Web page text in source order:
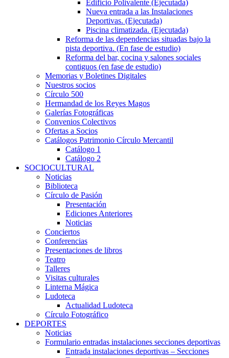
Edificio Polivalente (Ejecutada)
Nueva entrada a las Instalaciones
Deportivas. (Ejecutada)
Piscina climatizada. (Ejecutada)
Reforma de las dependencias situadas bajo la
pista deportiva. (En fase de estudio)
Reforma del bar, cocina y salones sociales
contiguos (en fase de estudio)
Memorias y Boletines Digitales
Nuestros socios
Círculo 500
Hermandad de los Reyes Magos
Galerías Fotográficas
Convenios Colectivos
Ofertas a Socios
Catálogos Patrimonio Círculo Mercantil
Catálogo 1
Catálogo 2
SOCIOCULTURAL
Noticias
Biblioteca
Círculo de Pasión
Presentación
Ediciones Anteriores
Noticias
Conciertos
Conferencias
Presentaciones de libros
Teatro
Talleres
Visitas culturales
Linterna Mágica
Ludoteca
Actualidad Ludoteca
Círculo Fotográfico
DEPORTES
Noticias
Formulario entradas instalaciones secciones deportivas
Entrada instalaciones deportivas – Secciones